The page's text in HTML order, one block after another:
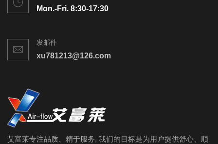
Mon.-Fri. 8:30-17:30
发邮件
xu781213@126.com
艾富莱专注品质、精于服务, 我们的目标是为用户提供舒心、顺